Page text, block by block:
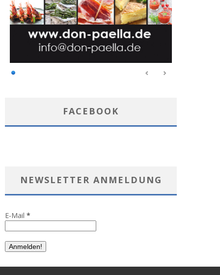
FACEBOOK
NEWSLETTER ANMELDUNG
E-Mail *